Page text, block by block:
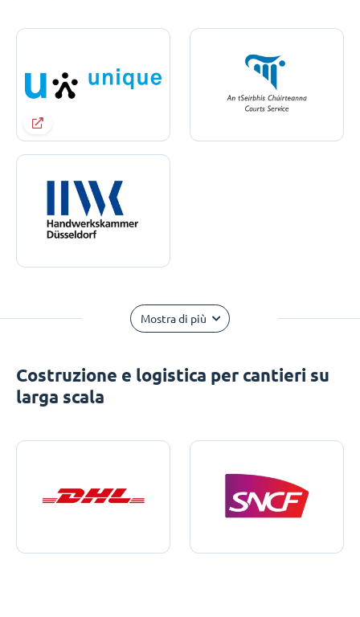
Mostra di più
Costruzione e logistica per cantieri su
larga scala